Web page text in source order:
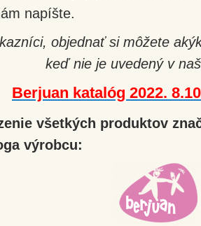
napíšte.
objednať si môžete
keď nie je uvedený v
Berjuan katalóg 2022.
všetkých produktov
výrobcu: